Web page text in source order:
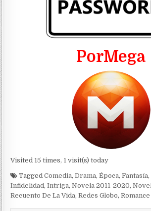
PorMega
Visited 15 times, 1 visit(s) today
TaggedComedia,Drama,Época,Fantasía,
Infidelidad,Intriga,Novela 2011-2020,
Recuento De La Vida,Redes Globo,Romance